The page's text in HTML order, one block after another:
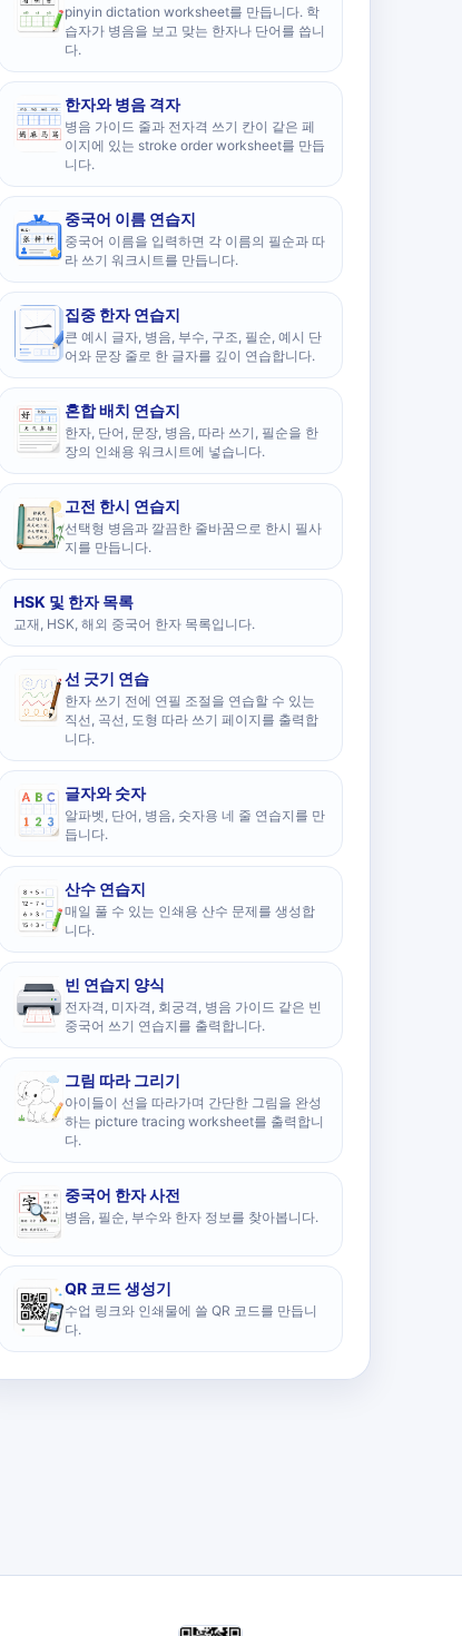
pinyin dictation worksheet를 만듭니다. 학
습자가 병음을 보고 맞는 한자나 단어를 씁니
다.
한자와 병음 격자
병음 가이드 줄과 전자격 쓰기 칸이 같은 페
이지에 있는 stroke order worksheet를 만듭
니다.
중국어 이름 연습지
중국어 이름을 입력하면 각 이름의 필순과 따
라 쓰기 워크시트를 만듭니다.
집중 한자 연습지
큰 예시 글자, 병음, 부수, 구조, 필순, 예시 단
어와 문장 줄로 한 글자를 깊이 연습합니다.
혼합 배치 연습지
한자, 단어, 문장, 병음, 따라 쓰기, 필순을 한
장의 인쇄용 워크시트에 넣습니다.
고전 한시 연습지
선택형 병음과 깔끔한 줄바꿈으로 한시 필사
지를 만듭니다.
HSK 및 한자 목록
교재, HSK, 해외 중국어 한자 목록입니다.
선 긋기 연습
한자 쓰기 전에 연필 조절을 연습할 수 있는
직선, 곡선, 도형 따라 쓰기 페이지를 출력합
니다.
글자와 숫자
알파벳, 단어, 병음, 숫자용 네 줄 연습지를 만
듭니다.
산수 연습지
매일 풀 수 있는 인쇄용 산수 문제를 생성합
니다.
빈 연습지 양식
전자격, 미자격, 회궁격, 병음 가이드 같은 빈
중국어 쓰기 연습지를 출력합니다.
그림 따라 그리기
아이들이 선을 따라가며 간단한 그림을 완성
하는 picture tracing worksheet를 출력합니
다.
중국어 한자 사전
병음, 필순, 부수와 한자 정보를 찾아봅니다.
QR 코드 생성기
수업 링크와 인쇄물에 쓸 QR 코드를 만듭니
다.